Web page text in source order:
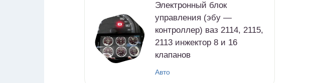
Электронный блок
управления (эбу —
контроллер) ваз 2114, 2115,
2113 инжектор 8 и 16
клапанов
Авто